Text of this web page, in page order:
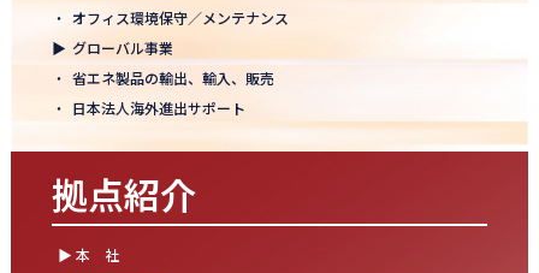
【日本電通グループ内定式開催】2026年度卒 新卒10期生が本社に
集まりました！
2025.09.11
松山オフィスお引っ越し！快適空間にアップグレード✨
湯布院保養所をリノベーションし、9月オープン！～社員とご家族
の「心と体のリフレッシュ拠点」に～
・ オフィス環境保守／メンテナンス
▶ グローバル事業
・ 省エネ製品の輸出、輸入、販売
・ 日本法人海外進出サポート
拠点紹介
▶ 本 社